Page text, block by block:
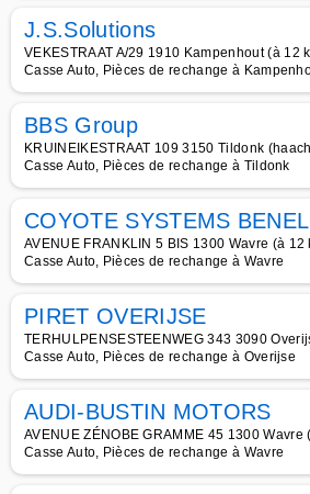
J.S.Solutions
VEKESTRAAT A/29 1910 Kampenhout (à 12
Casse Auto, Pièces de rechange à
BBS Group
KRUINEIKESTRAAT 109 3150 Tildonk
Casse Auto, Pièces de rechange à Tildonk
COYOTE SYSTEMS
AVENUE FRANKLIN 5 BIS 1300 Wavre (à
Casse Auto, Pièces de rechange à Wavre
PIRET OVERIJSE
TERHULPENSESTEENWEG 343 3090
Casse Auto, Pièces de rechange à Overijse
AUDI-BUSTIN MOTORS
AVENUE ZÉNOBE GRAMME 45 1300
Casse Auto, Pièces de rechange à Wavre